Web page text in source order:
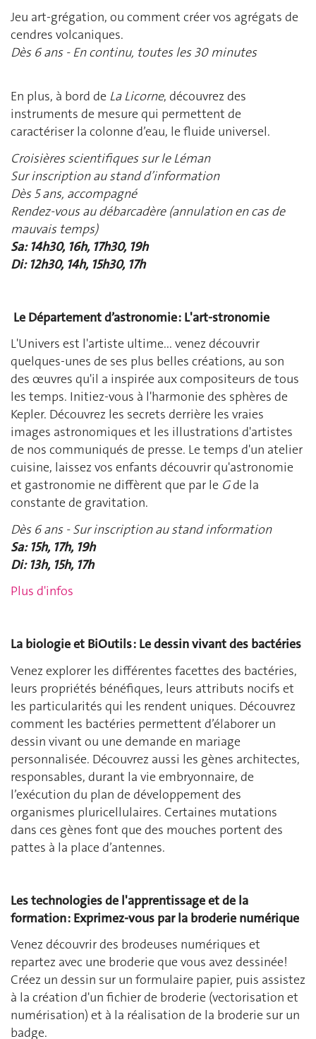
Jeu art-grégation, ou comment créer vos agrégats de
cendres volcaniques.
Dès 6 ans -En continu, toutes les 30 minutes
En plus, à bord de La Licorne, découvrez des
instruments de mesure qui permettent de
caractériser la colonne d’eau, le fluide universel.
Croisières scientifiques sur le Léman
Sur inscription au stand d’information
Dès 5 ans, accompagné
Rendez-vous au débarcadère (annulation en cas de
mauvais temps)
Sa: 14h30, 16h, 17h30, 19h
Di: 12h30, 14h, 15h30, 17h
Le Département d’astronomie : L'art-stronomie
L'Univers est l'artiste ultime... venez découvrir
quelques-unes de ses plus belles créations, au son
des œuvres qu'il a inspirée aux compositeurs de tous
les temps. Initiez-vous à l'harmonie des sphères de
Kepler. Découvrez les secrets derrière les vraies
images astronomiques et les illustrations d'artistes
de nos communiqués de presse. Le temps d'un atelier
cuisine, laissez vos enfants découvrir qu'astronomie
et gastronomie ne diffèrent que par le Gde la
constante de gravitation.
Dès 6 ans -Sur inscription au stand information
Sa: 15h, 17h, 19h
Di: 13h, 15h, 17h
Plus d'infos
La biologie et BiOutils : Le dessin vivant des bactéries
Venez explorer les différentes facettes des bactéries,
leurs propriétés bénéfiques, leurs attributs nocifs et
les particularités qui les rendent uniques. Découvrez
comment les bactéries permettent d’élaborer un
dessin vivant ou une demande en mariage
personnalisée. Découvrez aussi les gènes architectes,
responsables, durant la vie embryonnaire, de
l’exécution du plan de développement des
organismes pluricellulaires. Certaines mutations
dans ces gènes font que des mouches portent des
pattes à la place d’antennes.
Les technologies de l'apprentissage et de la
formation : Exprimez-vous par la broderie numérique
Venez découvrir des brodeuses numériques et
repartez avec une broderie que vous avez dessinée!
Créez un dessin sur un formulaire papier, puis assistez
à la création d'un fichier de broderie (vectorisation et
numérisation) et à la réalisation de la broderie sur un
badge.